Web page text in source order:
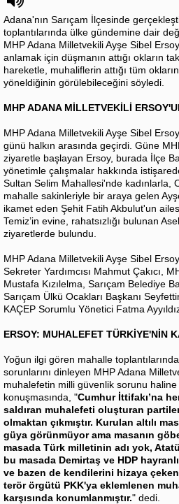
Adana'nın Sarıçam İlçesinde
toplantılarında ülke gündemine dair
MHP Adana Milletvekili Ayşe Sibel
anlamak için düşmanın attığı okların
hareketle, muhaliflerin attığı tüm
yöneldiğinin görülebileceğini söyledi.
MHP ADANA MİLLETVEKİLİ
MHP Adana Milletvekili Ayşe Sibel
günü halkın arasında geçirdi. Güne
ziyaretle başlayan Ersoy, burada İlçe
yönetimle çalışmalar hakkında
Sultan Selim Mahallesi'nde kadınlarla,
mahalle sakinleriyle bir araya gelen
ikamet eden Şehit Fatih Akbulut'un
Temiz’in evine, rahatsızlığı bulunan
ziyaretlerde bulundu.
MHP Adana Milletvekili Ayşe Sibel
Sekreter Yardımcısı Mahmut Çakıcı,
Mustafa Kızılelma, Sarıçam Belediye
Sarıçam Ülkü Ocakları Başkanı
KAÇEP Sorumlu Yönetici Fatma
ERSOY: MUHALEFET TÜRKİYE'NİN
Yoğun ilgi gören mahalle
sorunlarını dinleyen MHP Adana
muhalefetin milli güvenlik sorunu
konuşmasında, "Cumhur İttifakı’na
saldıran muhalefeti oluşturan
olmaktan çıkmıştır. Kurulan altılı
güya görünmüyor ama masanın
masada Türk milletinin adı yok,
bu masada Demirtaş ve HDP
ve bazen de kendilerini hizaya
terör örgütü PKK'ya eklemlenen
karşısında konumlanmıştır." dedi.